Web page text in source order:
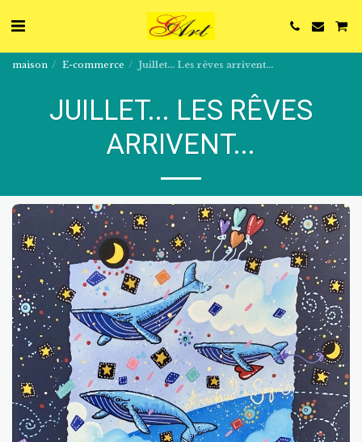
maison E-commerce Juillet... Les rêves arrivent...
JUILLET... LES RÊVES
ARRIVENT...